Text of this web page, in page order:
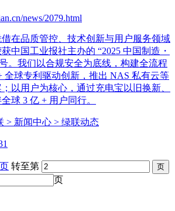
news/2079.html
借在品质管控、技术创新与用户服务领域
中国工业报社主办的 “2025 中国制造・
。我们以合规安全为底线，构建全流程
全球专利驱动创新，推出 NAS 私有云等
以用户为核心，通过充电宝以旧换新、
球 3 亿 + 用户同行。
> 新闻中心 > 绿联动态
转至第
页